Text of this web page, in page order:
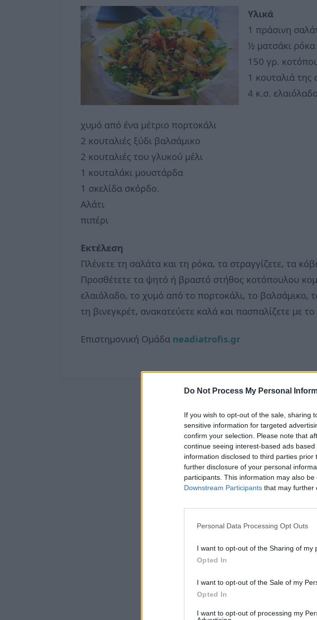
Do Not Process My Personal
If you wish to opt-out of the sale, sharing
sensitive information for targeted
confirm your selection. Please note that
continue seeing interest-based ads
information disclosed to third parties
further disclosure of your personal
participants. This information may also
Downstream Participants that may further
Personal Data Processing Opt Outs
I want to opt-out of the Sharing of my
Opted In
I want to opt-out of the Sale of my
Opted In
I want to opt-out of processing my
Υλικά
1 πράσινη
½ ματσάκι ρόκα
150 γρ.
1 κουταλιά
4 κ.σ. ελαιόλαδο
χυμό από ένα μέτριο πορτοκάλι
2 κουταλιές ξύδι βαλσάμικο
2 κουταλιές του γλυκού μέλι
1 κουταλάκι μουστάρδα
1 σκελίδα σκόρδο.
Αλάτι
πιπέρι
Εκτέλεση
Πλένετε τη σαλάτα και τη ρόκα, τα στραγγίζετε, τα
Προσθέτετε τα ψητό ή βραστό στήθος κοτόπουλου
ελαιόλαδο, το χυμό από το πορτοκάλι, το βαλσάμικο,
τη βινεγκρέτ, ανακατεύετε καλά και πασπαλίζετε με
Επιστημονική Ομάδα neadiatrofis.gr